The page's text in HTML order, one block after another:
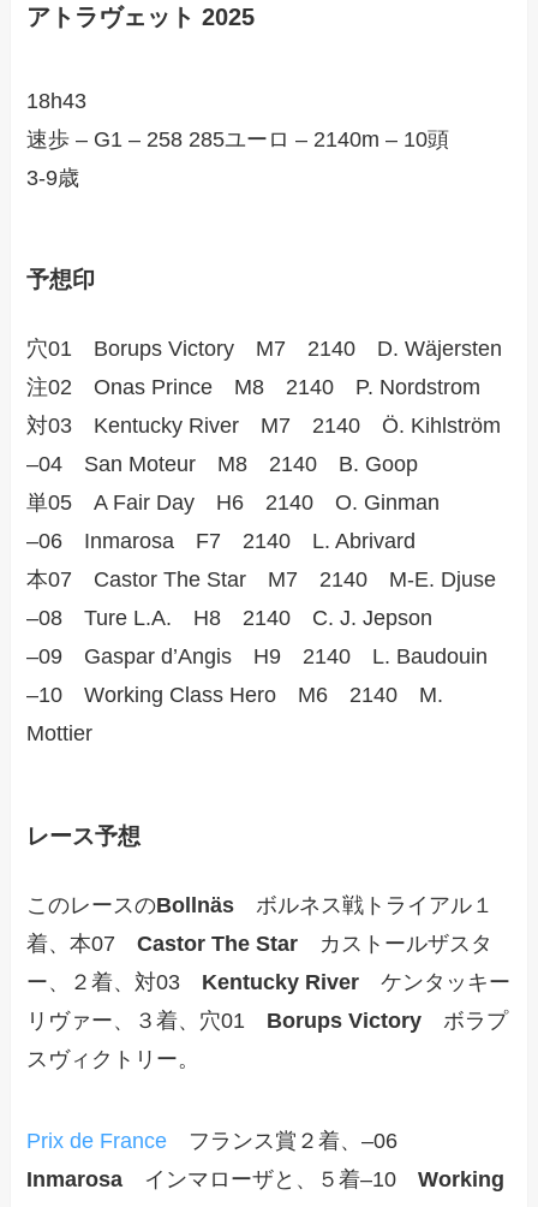
アトラヴェット 2025
18h43
速歩 – G1 – 258 285ユーロ – 2140m – 10頭
3-9歳
予想印
穴01 Borups Victory M7 2140 D. Wäjersten
注02 Onas Prince M8 2140 P. Nordstrom
対03 Kentucky River M7 2140 Ö. Kihlström
–04 San Moteur M8 2140 B. Goop
単05 A Fair Day H6 2140 O. Ginman
–06 Inmarosa F7 2140 L. Abrivard
本07 Castor The Star M7 2140 M-E. Djuse
–08 Ture L.A. H8 2140 C. J. Jepson
–09 Gaspar d’Angis H9 2140 L. Baudouin
–10 Working Class Hero M6 2140 M.
Mottier
レース予想
このレースのBollnäs ボルネス戦トライアル１
着、本07Castor The Star カストールザスタ
ー、２着、対03 Kentucky River ケンタッキー
リヴァー、３着、穴01 Borups Victory ボラプ
スヴィクトリー。
Prix de France フランス賞２着、–06
Inmarosa インマローザと、５着–10Working